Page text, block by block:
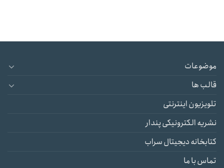
موضوعات
قالب ها
تلویزیون اینترنتی
نشریه الکترونیکی پندار
کتابخانه دیجیتال سراب
تماس با ما